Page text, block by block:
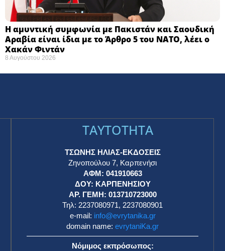
Η αμυντική συμφωνία με Πακιστάν και Σαουδική
Αραβία είναι ίδια με το Άρθρο 5 του ΝΑΤΟ, λέει ο
Χακάν Φιντάν
8 Αυγούστου 2026
TAYTOTHTA
ΤΣΩΝΗΣ ΗΛΙΑΣ-ΕΚΔΟΣΕΙΣ
Ζηνοπούλου 7, Καρπενήσι
ΑΦΜ: 041910663
ΔΟΥ: ΚΑΡΠΕΝΗΣΙΟΥ
ΑΡ. ΓΕΜΗ: 013710723000
Τηλ: 2237080971, 2237080901
e-mail: info@evrytanika.gr
domain name: evrytaniKa.gr
Νόμιμος εκπρόσωπος: